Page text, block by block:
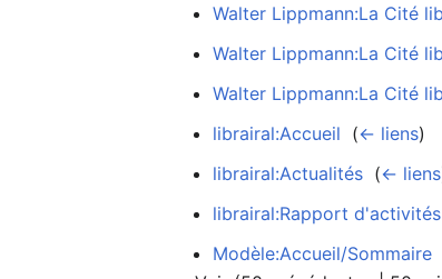
Walter Lippmann:La Cité
Walter Lippmann:La Cité
Walter Lippmann:La Cité
librairal:Accueil (← liens)
librairal:Actualités (← liens
librairal:Rapport
Modèle:Accueil/Sommaire